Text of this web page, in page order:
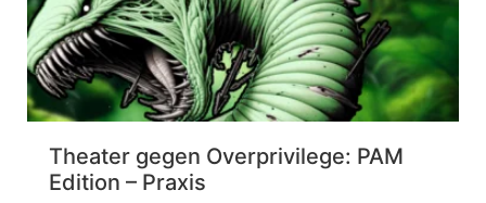
Theater gegen Overprivilege: PAM
Edition – Praxis